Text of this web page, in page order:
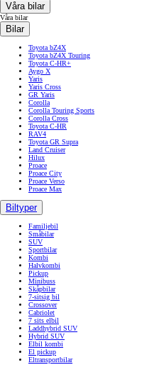
Våra bilar
Våra bilar
Bilar
Toyota bZ4X
Toyota bZ4X Touring
Toyota C-HR+
Aygo X
Yaris
Yaris Cross
GR Yaris
Corolla
Corolla Touring Sports
Corolla Cross
Toyota C-HR
RAV4
Toyota GR Supra
Land Cruiser
Hilux
Proace
Proace City
Proace Verso
Proace Max
Biltyper
Familjebil
Småbilar
SUV
Sportbilar
Kombi
Halvkombi
Pickup
Minibuss
Skåpbilar
7-sitsig bil
Crossover
Cabriolet
7 sits elbil
Laddhybrid SUV
Hybrid SUV
Elbil kombi
El pickup
Eltransportbilar